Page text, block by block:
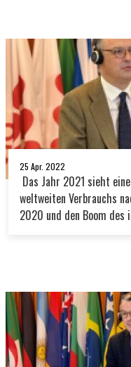
25 Apr. 2022
Das Jahr 2021 sieht
weltweiten Verbrauchs
2020 und den Boom des
in der Ukraine, die
steigenden Energiepreise
unsicher aus